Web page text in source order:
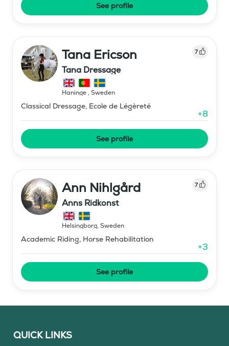
See profile
Tana Ericson 7
Tana Dressage
Haninge, Sweden
Classical Dressage, Ecole de Légèreté
+8
See profile
Ann Nihlgård 7
Anns Ridkonst
Helsingborg, Sweden
Academic Riding, Horse Rehabilitation
+3
See profile
QUICK LINKS